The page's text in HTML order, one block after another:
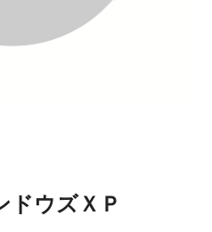
ドウズＸＰ